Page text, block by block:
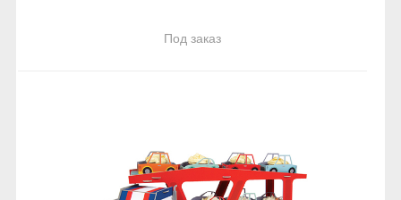
Под заказ